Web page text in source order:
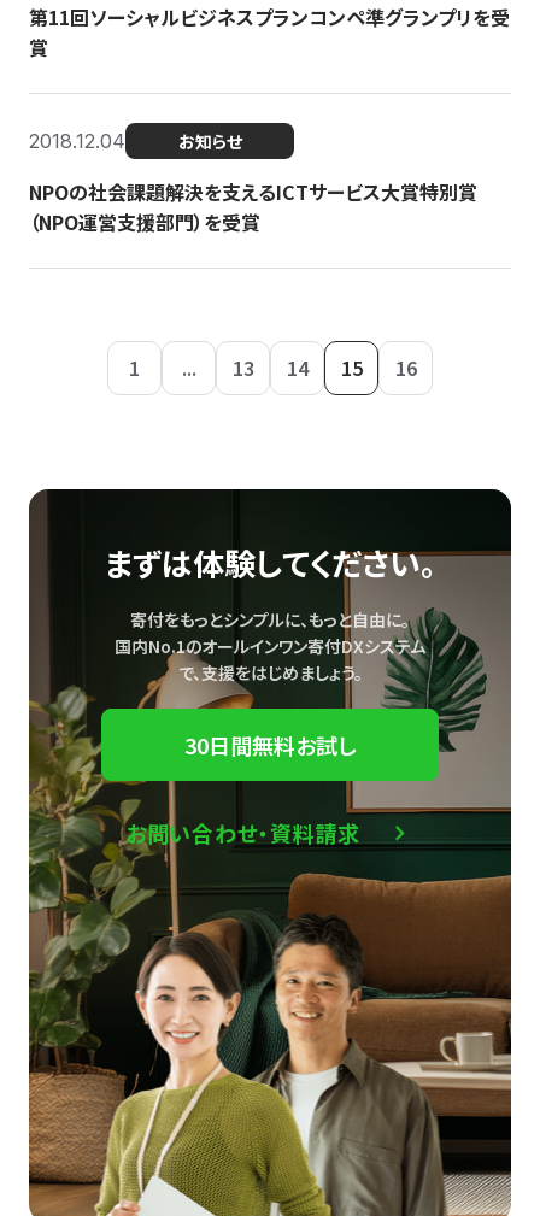
第11回ソーシャルビジネスプランコンペ準グランプリを受
賞
2018.12.04 お知らせ
NPOの社会課題解決を支えるICTサービス大賞特別賞
（NPO運営支援部門）を受賞
1 ... 13 14 15 16
まずは体験してください。
寄付をもっとシンプルに、もっと自由に。
国内No.1のオールインワン寄付DXシステム
で、支援をはじめましょう。
30日間無料お試し
お問い合わせ・資料請求